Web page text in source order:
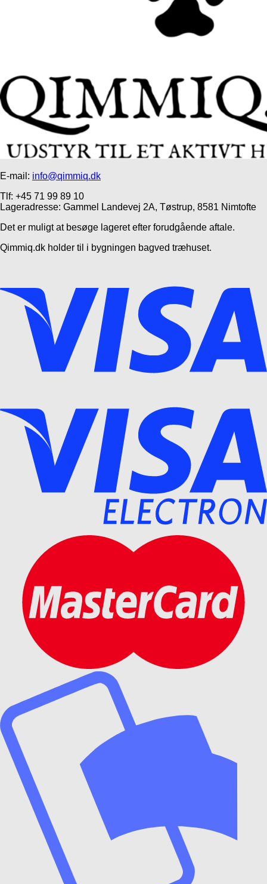
E-mail: info@qimmiq.dk
Tlf: +45 71 99 89 10
Lageradresse: Gammel Landevej 2A, Tøstrup, 8581 Nimtofte
Det er muligt at besøge lageret efter forudgående aftale.
Qimmiq.dk holder til i bygningen bagved træhuset.